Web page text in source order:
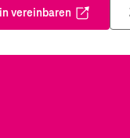
vereinbaren
Öffnet in einem